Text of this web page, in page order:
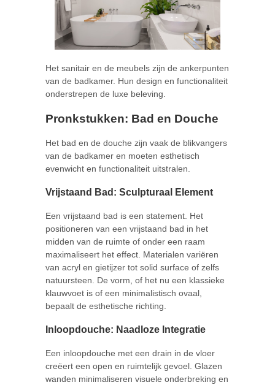
Het sanitair en de meubels zijn de ankerpunten
van de badkamer. Hun design en functionaliteit
onderstrepen de luxe beleving.
Pronkstukken: Bad en Douche
Het bad en de douche zijn vaak de blikvangers
van de badkamer en moeten esthetisch
evenwicht en functionaliteit uitstralen.
Vrijstaand Bad: Sculpturaal Element
Een vrijstaand bad is een statement. Het
positioneren van een vrijstaand bad in het
midden van de ruimte of onder een raam
maximaliseert het effect. Materialen variëren
van acryl en gietijzer tot solid surface of zelfs
natuursteen. De vorm, of het nu een klassieke
klauwvoet is of een minimalistisch ovaal,
bepaalt de esthetische richting.
Inloopdouche: Naadloze Integratie
Een inloopdouche met een drain in de vloer
creëert een open en ruimtelijk gevoel. Glazen
wanden minimaliseren visuele onderbreking en